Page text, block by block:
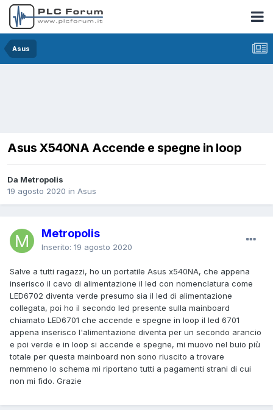
Asus
Asus X540NA Accende e spegne in loop
Da Metropolis
19 agosto 2020 in Asus
Metropolis
Inserito: 19 agosto 2020
Salve a tutti ragazzi, ho un portatile Asus x540NA, che appena
inserisco il cavo di alimentazione il led con nomenclatura come
LED6702 diventa verde presumo sia il led di alimentazione
collegata, poi ho il secondo led presente sulla mainboard
chiamato LED6701 che accende e spegne in loop il led 6701
appena inserisco l'alimentazione diventa per un secondo arancio
e poi verde e in loop si accende e spegne, mi muovo nel buio più
totale per questa mainboard non sono riuscito a trovare
nemmeno lo schema mi riportano tutti a pagamenti strani di cui
non mi fido. Grazie